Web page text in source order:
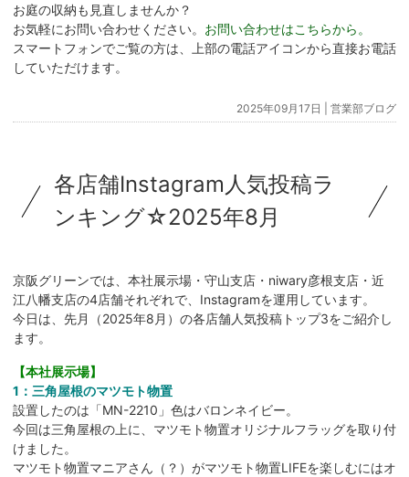
お庭の収納も見直しませんか？
お気軽にお問い合わせください。 お問い合わせはこちらから。
スマートフォンでご覧の方は、上部の電話アイコンから直接お電話
していただけます。
2025年09月17日 | 営業部ブログ
各店舗Instagram人気投稿ラ
ンキング☆2025年8月
京阪グリーンでは、本社展示場・守山支店・niwary彦根支店・近
江八幡支店の4店舗それぞれで、Instagramを運用しています。
今日は、先月（2025年8月）の各店舗人気投稿トップ3をご紹介し
ます。
【本社展示場】
1：三角屋根のマツモト物置
設置したのは「MN-2210」色はバロンネイビー。
今回は三角屋根の上に、マツモト物置オリジナルフラッグを取り付
けました。
マツモト物置マニアさん（？）がマツモト物置LIFEを楽しむにはオ